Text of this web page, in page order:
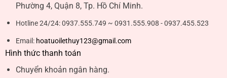
Phường 4, Quận 8, Tp. Hồ Chí Minh.
Hotline 24/24:0937.555.749 ~ 0931.555.908 - 0937.455.523
Email: hoatuoilethuy123@gmail.com
Hình thức thanh toán
Chuyển khoản ngân hàng.